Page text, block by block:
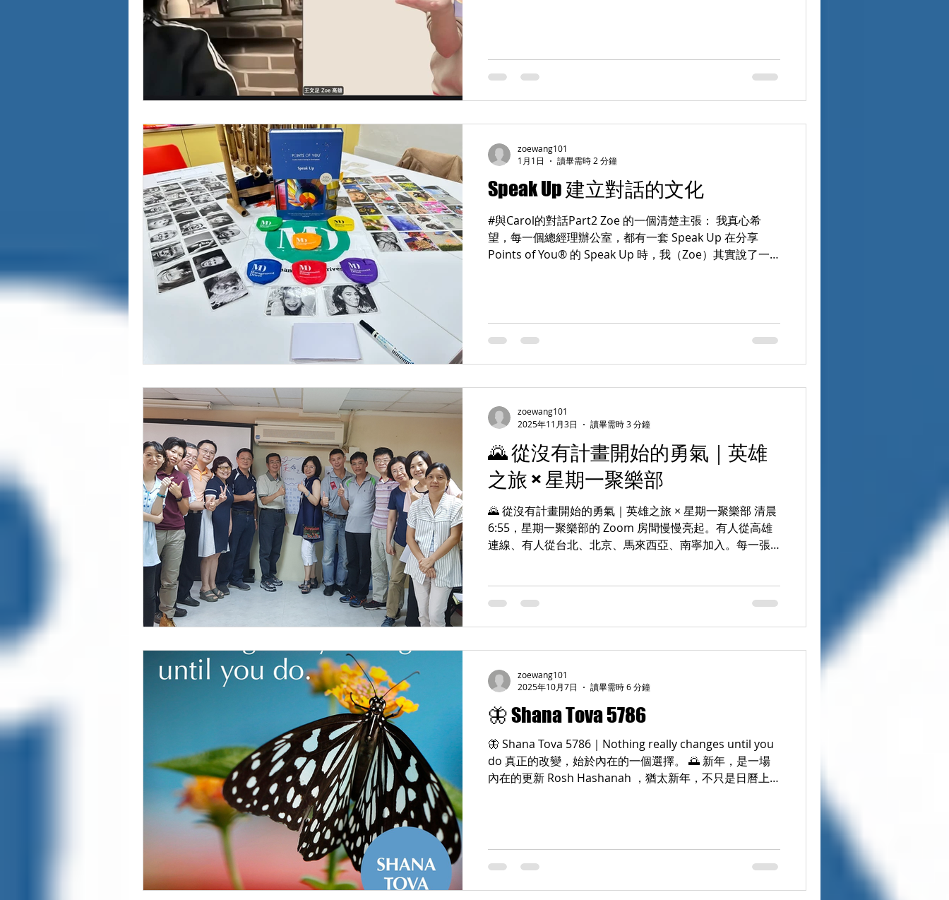
You (線上）？」 (當年我推薦了 北京的 L.3 同學給她） 她
沒有猶豫，直接回我一句： 「必須的。」 接下來，她說的
常清楚： 她選擇回來找我， 不是因為 Points of You 能不
能賺錢， 也不是因為一個學員能帶來多少商業價值。 她說
的是： 「我覺得你身上有一種 passion， 那個熱愛是一種
很純粹的愛。」 她強調的不是能力，而是動機。 她看見
的，是我真的喜歡這個工具、這個方法， 不是因為它可以
被包裝、被銷售、被複製， 而是因為——它
Speak Up 建立對話的文化
#與Carol的對話Part2 Zoe 的一個清楚主張： 我真心希
望，每一個總經理辦公室，都有一套 Speak Up 在分享
Points of You® 的 Speak Up 時，我（Zoe）其實說了一
的對話方式 。 為什麼是「總經理辦公室」？ 因為我在太多
組織裡，反覆看到同一個現象： 策略會很多 簡報很完整
合「說對的話」，不適合「說真的話」。 Speak Up 對總
經理辦公室來說，真正的價值是什麼？ 我想說得很清楚：
Speak Up 不是用來「蒐集意見」，也不是用來「促進效
率」。 它真正承接的，是三件關鍵卻常被忽略的事。 1️⃣ 讓
組織裡「還沒被說出口的訊號」有位置 很多風險、斷裂與
人才流失，都不是突然發生的。 它們其實早就存在於： 某
些沒被說出口的不安 某些不敢
zoewang101
1月1日
讀畢需時 2 分鐘
🌄 從沒有計畫開始的勇氣｜英雄
之旅 × 星期一聚樂部
🌄 從沒有計畫開始的勇氣｜英雄之旅 × 星期一聚樂部 清晨
6:55，星期一聚樂部的 Zoom 房間慢慢亮起。有人從高雄
連線、有人從台北、北京、馬來西亞、南寧加入。每一張
凡世界」——有節奏、有計畫、有安全感。但平靜久了，
內心總會浮現一個聲音：「是不是該有點不同？」 那個聲
音，就是 冒險的召喚 。然而，在真正踏出去之前，我們總
遇見導師，聽見召喚 Zoe 分享了她自己的故事。2018 年
（6/24），她剛接觸 Points of You® （2018/6/18）沒幾
天，還沒拿到任何證書，剛在 CPCDA 有一場團隊教練：
工作坊嗎？」 她笑著說：「我不知道會發生什麼，但我願
意。」那場冒險，成了她生命中的轉折點——從教練 ＋
Points of You 展開「教練培
zoewang101
2025年11月3日
讀畢需時 3 分鐘
🦋 Shana Tova 5786
🦋 Shana Tova 5786｜Nothing really changes until you
do 真正的改變，始於內在的一個選擇。 🌅 新年，是一場
內在的更新 Rosh Hashanah ，猶太新年，不只是日曆上
zoewang101
2025年10月7日
讀畢需時 6 分鐘